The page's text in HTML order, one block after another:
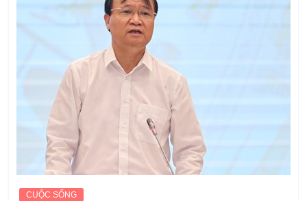
CUỘC SỐNG